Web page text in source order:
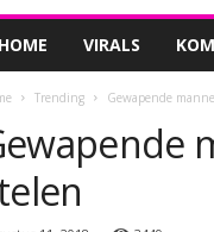
HOME VIRALS
Trending Gewapende